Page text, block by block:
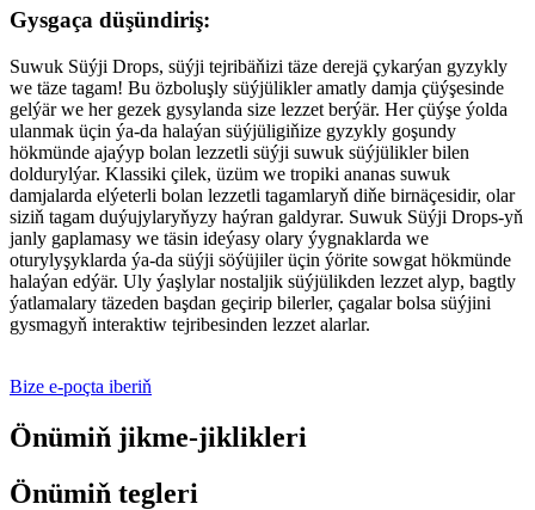
Gysgaça düşündiriş:
Suwuk Süýji Drops, süýji tejribäňizi täze derejä çykarýan gyzykly
we täze tagam! Bu özboluşly süýjülikler amatly damja çüýşesinde
gelýär we her gezek gysylanda size lezzet berýär. Her çüýşe ýolda
ulanmak üçin ýa-da halaýan süýjüligiňize gyzykly goşundy
hökmünde ajaýyp bolan lezzetli süýji suwuk süýjülikler bilen
doldurylýar. Klassiki çilek, üzüm we tropiki ananas suwuk
damjalarda elýeterli bolan lezzetli tagamlaryň diňe birnäçesidir, olar
siziň tagam duýujylaryňyzy haýran galdyrar. Suwuk Süýji Drops-yň
janly gaplamasy we täsin ideýasy olary ýygnaklarda we
oturylyşyklarda ýa-da süýji söýüjiler üçin ýörite sowgat hökmünde
halaýan edýär. Uly ýaşlylar nostaljik süýjülikden lezzet alyp, bagtly
ýatlamalary täzeden başdan geçirip bilerler, çagalar bolsa süýjini
gysmagyň interaktiw tejribesinden lezzet alarlar.
Bize e-poçta iberiň
Önümiň jikme-jiklikleri
Önümiň tegleri